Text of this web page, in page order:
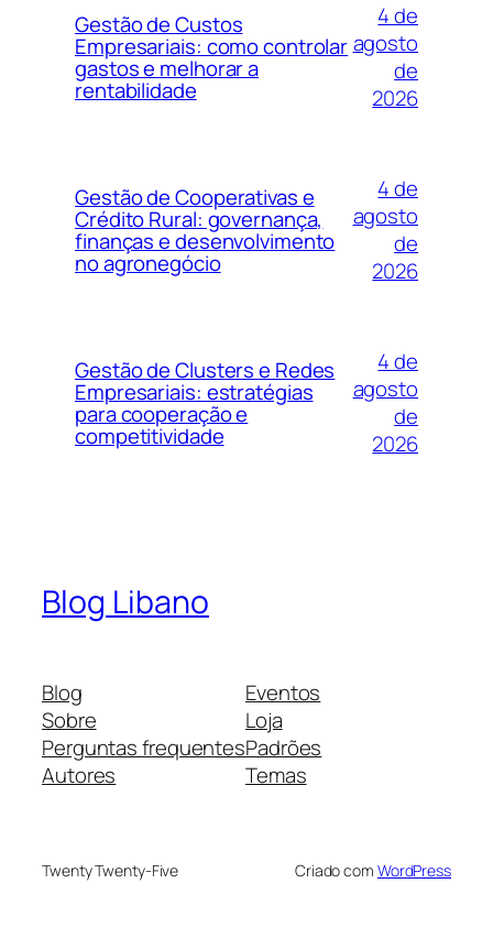
Gestão de Custos
Empresariais: como controlar
gastos e melhorar a
rentabilidade
4 de
agosto
de
2026
Gestão de Cooperativas e
Crédito Rural: governança,
finanças e desenvolvimento
no agronegócio
4 de
agosto
de
2026
Gestão de Clusters e Redes
Empresariais: estratégias
para cooperação e
competitividade
4 de
agosto
de
2026
Blog Libano
Blog
Sobre
Perguntas frequentes
Autores
Eventos
Loja
Padrões
Temas
Twenty Twenty-Five Criado com WordPress